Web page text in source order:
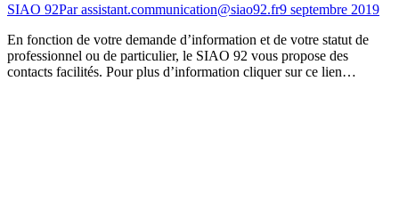
SIAO 92Parassistant.communication@siao92.fr9 septembre 2019
En fonction de votre demande d’information et de votre statut de
professionnel ou de particulier, le SIAO 92 vous propose des
contacts facilités. Pour plus d’information cliquer sur ce lien…